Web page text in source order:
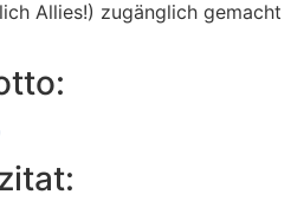
Allies!) zugänglich gemacht